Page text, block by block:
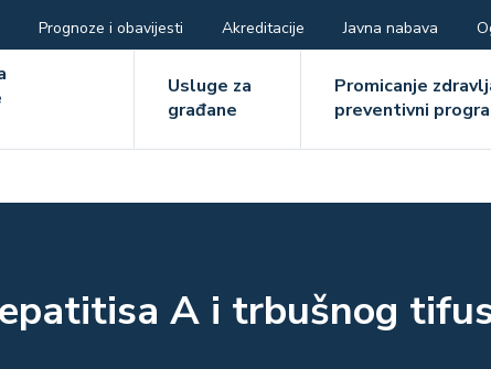
Prognoze i obavijesti Akreditacije Javna nabava
Usluge za
građane
Promicanje
preventivni
A i trbušnog